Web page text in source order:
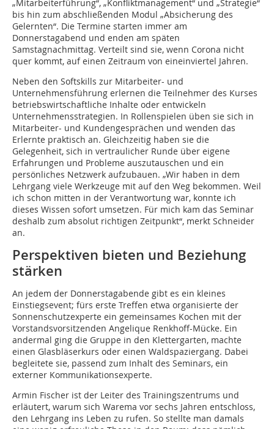
„Mitarbeiterführung“, „Konfliktmanagement“ und „Strategie“
bis hin zum abschließenden Modul „Absicherung des
Gelernten“. Die Termine starten immer am
Donnerstagabend und enden am späten
Samstagnachmittag. Verteilt sind sie, wenn Corona nicht
quer kommt, auf einen Zeitraum von eineinviertel Jahren.
Neben den Softskills zur Mitarbeiter- und
Unternehmensführung erlernen die Teilnehmer des Kurses
betriebswirtschaftliche Inhalte oder entwickeln
Unternehmensstrategien. In Rollenspielen üben sie sich in
Mitarbeiter- und Kundengesprächen und wenden das
Erlernte praktisch an. Gleichzeitig haben sie die
Gelegenheit, sich in vertraulicher Runde über eigene
Erfahrungen und Probleme auszutauschen und ein
persönliches Netzwerk aufzubauen. „Wir haben in dem
Lehrgang viele Werkzeuge mit auf den Weg bekommen. Weil
ich schon mitten in der Verantwortung war, konnte ich
dieses Wissen sofort umsetzen. Für mich kam das Seminar
deshalb zum absolut richtigen Zeitpunkt“, merkt Schneider
an.
Perspektiven bieten und Beziehung
stärken
An jedem der Donnerstagabende gibt es ein kleines
Einstiegsevent; fürs erste Treffen etwa organisierte der
Sonnenschutzexperte ein gemeinsames Kochen mit der
Vorstandsvorsitzenden Angelique Renkhoff-Mücke. Ein
andermal ging die Gruppe in den Klettergarten, machte
einen Glasbläserkurs oder einen Waldspaziergang. Dabei
begleitete sie, passend zum Inhalt des Seminars, ein
externer Kommunikationsexperte.
Armin Fischer ist der Leiter des Trainingszentrums und
erläutert, warum sich Warema vor sechs Jahren entschloss,
den Lehrgang ins Leben zu rufen. So stellte man damals